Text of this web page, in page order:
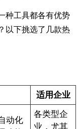
种工具都各有优势
以下挑选了几款热
适用企业
动化
各类型企
业，尤其